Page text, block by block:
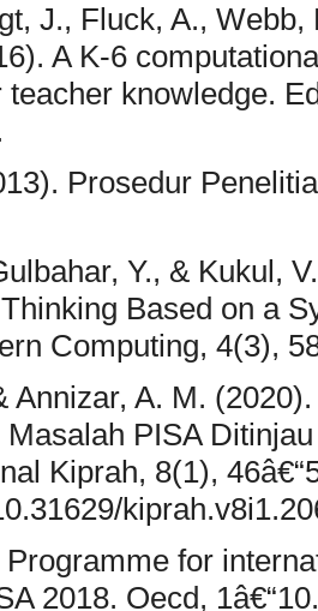
J., Fluck, A.,
A K-6
knowledge.
Prosedur
Y., & Kukul,
Based on a
Computing, 4(3),
Annizar, A. M.
PISA
Kiprah, 8(1),
for
2018. Oecd, 1â€“10.